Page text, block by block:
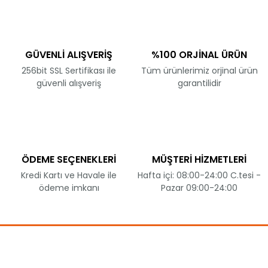
GÜVENLİ ALIŞVERİŞ
256bit SSL Sertifikası ile
güvenli alışveriş
%100 ORJİNAL ÜRÜN
Tüm ürünlerimiz orjinal ürün
garantilidir
ÖDEME SEÇENEKLERİ
Kredi Kartı ve Havale ile
ödeme imkanı
MÜŞTERİ HİZMETLERİ
Hafta içi: 08:00-24:00 C.tesi -
Pazar 09:00-24:00